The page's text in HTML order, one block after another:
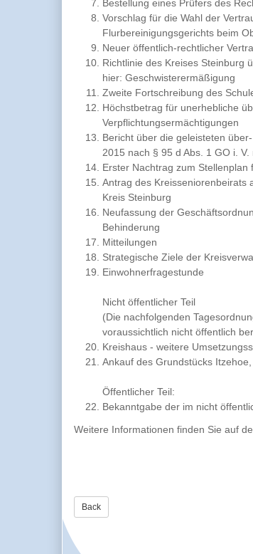
Bestellung eines Prüfers des
Vorschlag für die Wahl der
Flurbereinigungsgerichts beim
Neuer öffentlich-rechtlicher
Richtlinie des Kreises Steinburg
hier: Geschwisterermäßigung
Zweite Fortschreibung des
Höchstbetrag für unerhebliche
Verpflichtungsermächtigungen
Bericht über die geleisteten
2015 nach § 95 d Abs. 1 GO i.
Erster Nachtrag zum
Antrag des Kreisseniorenbeirats
Kreis Steinburg
Neufassung der
Behinderung
Mitteilungen
Strategische Ziele der
Einwohnerfragestunde
Nicht öffentlicher Teil
(Die nachfolgenden
voraussichtlich nicht öffentlich
Kreishaus - weitere
Ankauf des Grundstücks
Öffentlicher Teil:
Bekanntgabe der im nicht
Weitere Informationen finden Sie auf
Back